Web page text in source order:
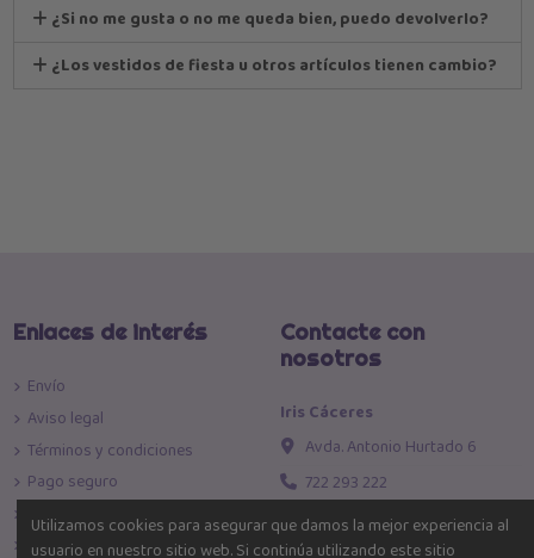
¿Si no me gusta o no me queda bien, puedo devolverlo?
¿Los vestidos de fiesta u otros artículos tienen cambio?
Enlaces de interés
Envío
Aviso legal
Términos y condiciones
Pago seguro
Política de devoluciones
Política de Privacidad
Contacte con
nosotros
Iris Cáceres
Avda. Antonio Hurtado 6
722 293 222
info@iriscaceres.com
Utilizamos cookies para asegurar que damos la mejor experiencia al
usuario en nuestro sitio web. Si continúa utilizando este sitio